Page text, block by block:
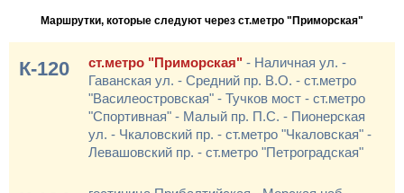
Маршрутки, которые следуют через ст.метро "Приморская"
К-120 ст.метро "Приморская" - Наличная ул. -
Гаванская ул. - Средний пр. В.О. - ст.метро
"Василеостровская" - Тучков мост - ст.метро
"Спортивная" - Малый пр. П.С. - Пионерская
ул. - Чкаловский пр. - ст.метро "Чкаловская" -
Левашовский пр. - ст.метро "Петроградская"